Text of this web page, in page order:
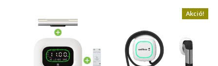
Akció!